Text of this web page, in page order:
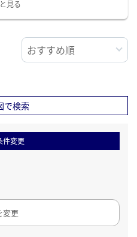
見る
で検索
件変更
変更